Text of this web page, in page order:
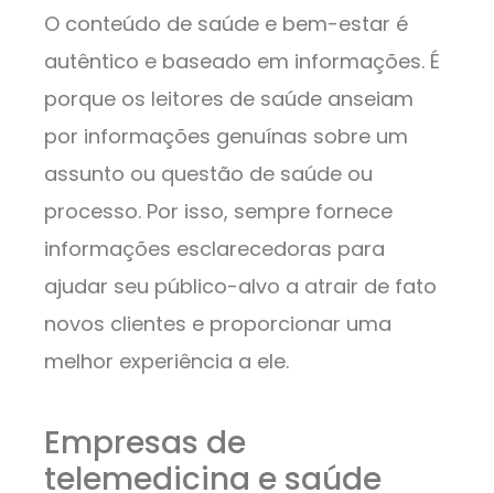
O conteúdo de saúde e bem-estar é
autêntico e baseado em informações. É
porque os leitores de saúde anseiam
por informações genuínas sobre um
assunto ou questão de saúde ou
processo. Por isso, sempre fornece
informações esclarecedoras para
ajudar seu público-alvo a atrair de fato
novos clientes e proporcionar uma
melhor experiência a ele.
Empresas de
telemedicina e saúde